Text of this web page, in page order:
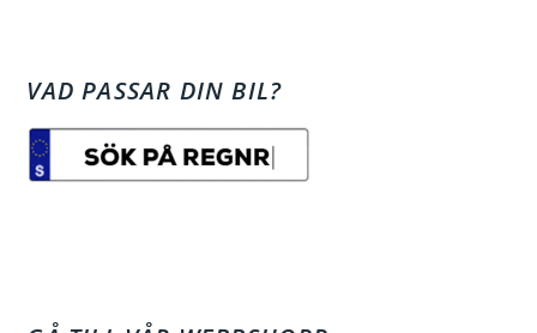
VAD PASSAR DIN BIL?